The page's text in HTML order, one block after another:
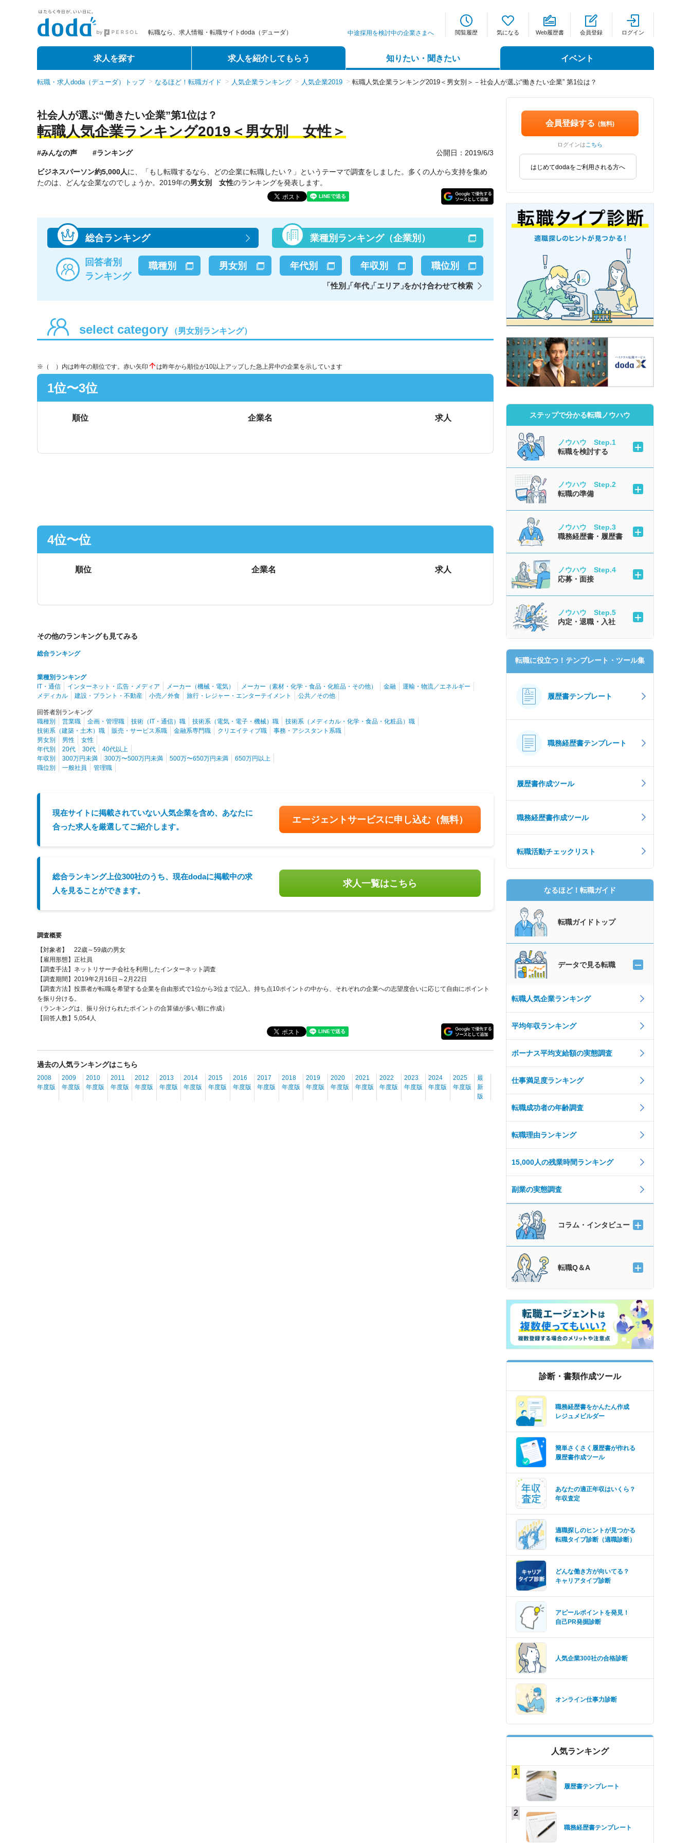
転職なら、求人情報・転職サイトdoda（デューダ） 閲覧履歴 気になる Web履歴書 会員登録 ログイン
中途採用を検討中の企業さまへ
求人を探す 求人を紹介してもらう 知りたい・聞きたい イベント
転職・求人doda（デューダ）トップ なるほど！転職ガイド 人気企業ランキング 人気企業2019 転職人気企業ランキング2019＜男女別＞－社会人が選ぶ“働きたい企業” 第1位は？
社会人が選ぶ“働きたい企業”第1位は？
転職人気企業ランキング2019＜男女別 女性＞
#みんなの声 #ランキング 公開日：2019/6/3
ビジネスパーソン約5,000人に、「もし転職するなら、どの企業に転職したい？」というテーマで調査をしました。多くの人から支持を集め
たのは、どんな企業なのでしょうか。2019年の男女別 女性のランキングを発表します。
総合ランキング 業種別ランキング（企業別）
回答者別
ランキング
職種別 男女別 年代別 年収別 職位別
「性別 」
「年代」
「エリア」をかけ合わせて検索
select category （男女別ランキング）
※（ ）内は昨年の順位です。赤い矢印 は昨年から順位が10以上アップした急上昇中の企業を示しています
1位〜3位
順位 企業名 求人
4位〜位
順位 企業名 求人
その他のランキングも見てみる
総合ランキング
業種別ランキング
IT・通信
インターネット・広告・メディア メーカー（機械・電気） メーカー（素材・化学・食品・化粧品・その他） 金融
運輸・物流／エネルギー
メディカル
建設・プラント・不動産 小売／外食 旅行・レジャー・エンターテイメント 公共／その他
回答者別ランキング
職種別
営業職 企画・管理職 技術（IT・通信）職 技術系（電気・電子・機械）職
技術系（メディカル・化学・食品・化粧品）職
技術系（建築・土木）職
販売・サービス系職 金融系専門職 クリエイティブ職
事務・アシスタント系職
男女別
男性
女性
年代別
20代 30代
40代以上
年収別
300万円未満 300万〜500万円未満 500万〜650万円未満
650万円以上
職位別
一般社員 管理職
現在サイトに掲載されていない人気企業を含め、あなたに
合った求人を厳選してご紹介します。
エージェントサービスに申し込む （無料）
総合ランキング上位300社のうち、現在dodaに掲載中の求
人を見ることができます。
求人一覧はこちら
調査概要
【対象者】 22歳～59歳の男女
【雇用形態】正社員
【調査手法】ネットリサーチ会社を利用したインターネット調査
【調査期間】2019年2月16日～2月22日
【調査方法】投票者が転職を希望する企業を自由形式で1位から3位まで記入。持ち点10ポイントの中から、それぞれの企業への志望度合いに応じて自由にポイント
を振り分ける。
（ランキングは、振り分けられたポイントの合算値が多い順に作成）
【回答人数】5,054人
過去の人気ランキングはこちら
2008
年度版
2009
年度版
2010
年度版
2011
年度版
2012
年度版
2013
年度版
2014
年度版
2015
年度版
2016
年度版
2017
年度版
2018
年度版
2019
年度版
2020
年度版
2021
年度版
2022
年度版
2023
年度版
2024
年度版
2025
年度版
最
新
版
会員登録する (無料)
ログインは こちら
はじめてdodaをご利用される方へ
ステップで分かる転職ノウハウ
ノウハウ Step.1
転職を検討する
ノウハウ Step.2
転職の準備
ノウハウ Step.3
職務経歴書・履歴書
ノウハウ Step.4
応募・面接
ノウハウ Step.5
内定・退職・入社
転職に役立つ！テンプレート・ツール集
履歴書テンプレート
職務経歴書テンプレート
履歴書作成ツール
職務経歴書作成ツール
転職活動チェックリスト
なるほど！転職ガイド
転職ガイドトップ
データで見る転職
転職人気企業ランキング
平均年収ランキング
ボーナス平均支給額の実態調査
仕事満足度ランキング
転職成功者の年齢調査
転職理由ランキング
15,000人の残業時間ランキング
副業の実態調査
コラム・インタビュー
転職Q＆A
診断・書類作成ツール
職務経歴書をかんたん作成
レジュメビルダー
簡単さくさく履歴書が作れる
履歴書作成ツール
あなたの適正年収はいくら？
年収査定
適職探しのヒントが見つかる
転職タイプ診断（適職診断）
どんな働き方が向いてる？
キャリアタイプ診断
アピールポイントを発見！
自己PR発掘診断
人気企業300社の合格診断
オンライン仕事力診断
人気ランキング
1
履歴書テンプレート
2
職務経歴書テンプレート